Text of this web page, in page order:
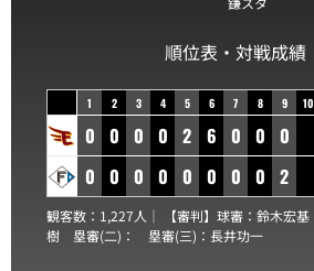
順位表・対戦成績
1 2 3 4 5 6 7 8 9 10
0 0 0 0 2 6 0 0 0
0 0 0 0 0 0 0 0 2
観客数：1,227人｜ 【審判】球審： 鈴木宏基
樹 塁審(二)： 塁審(三)： 長井功一